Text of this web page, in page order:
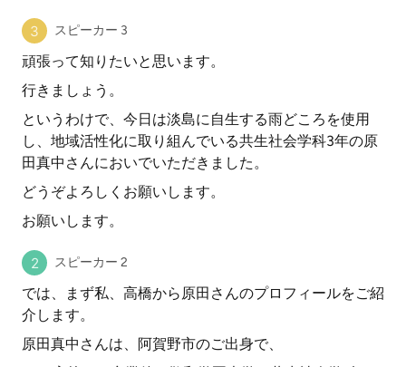
スピーカー 3
頑張って知りたいと思います。
行きましょう。
というわけで、今日は淡島に自生する雨どころを使用
し、地域活性化に取り組んでいる共生社会学科3年の原
田真中さんにおいでいただきました。
どうぞよろしくお願いします。
お願いします。
スピーカー 2
では、まず私、高橋から原田さんのプロフィールをご紹
介します。
原田真中さんは、阿賀野市のご出身で、